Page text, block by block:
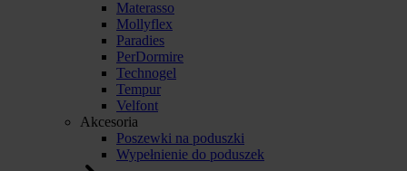
Materasso
Mollyflex
Paradies
PerDormire
Technogel
Tempur
Velfont
Akcesoria
Poszewki na poduszki
Wypełnienie do poduszek